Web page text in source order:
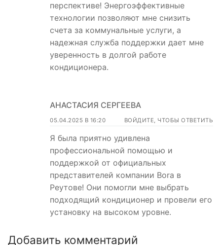
перспективе! Энергоэффективные
технологии позволяют мне снизить
счета за коммунальные услуги, а
надежная служба поддержки дает мне
уверенность в долгой работе
кондиционера.
АНАСТАСИЯ СЕРГЕЕВА
05.04.2025 В 16:20 ВОЙДИТЕ, ЧТОБЫ ОТВЕТИТЬ
Я была приятно удивлена
профессиональной помощью и
поддержкой от официальных
представителей компании Bora в
Реутове! Они помогли мне выбрать
подходящий кондиционер и провели его
установку на высоком уровне.
Добавить комментарий